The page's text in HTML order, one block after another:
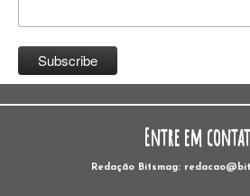
Entre em
Redação Bitsmag: